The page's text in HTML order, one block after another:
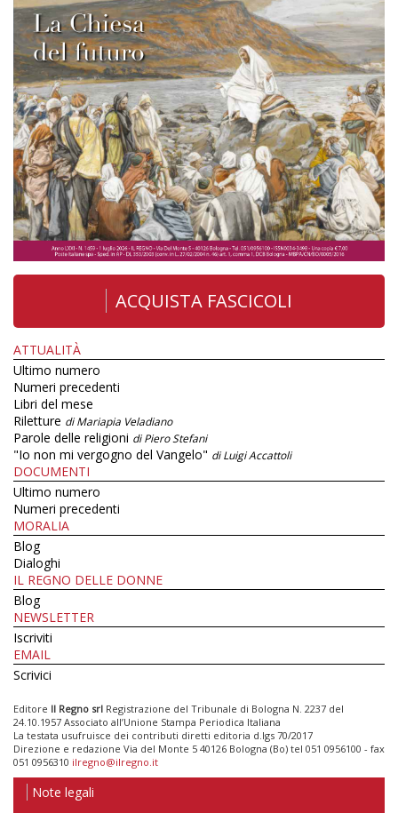
ACQUISTA FASCICOLI
ATTUALITÀ
Ultimo numero
Numeri precedenti
Libri del mese
Riletture di Mariapia Veladiano
Parole delle religioni di Piero Stefani
"Io non mi vergogno del Vangelo" di Luigi Accattoli
DOCUMENTI
Ultimo numero
Numeri precedenti
MORALIA
Blog
Dialoghi
IL REGNO DELLE DONNE
Blog
NEWSLETTER
Iscriviti
EMAIL
Scrivici
Editore Il Regno srl Registrazione del Tribunale di Bologna N. 2237 del
24.10.1957 Associato all’Unione Stampa Periodica Italiana
La testata usufruisce dei contributi diretti editoria d.lgs 70/2017
Direzione e redazione Via del Monte 5 40126 Bologna (Bo) tel 051 0956100 - fax
051 0956310 ilregno@ilregno.it
Note legali